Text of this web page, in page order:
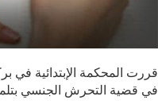
في قضية التحرش الجنسي